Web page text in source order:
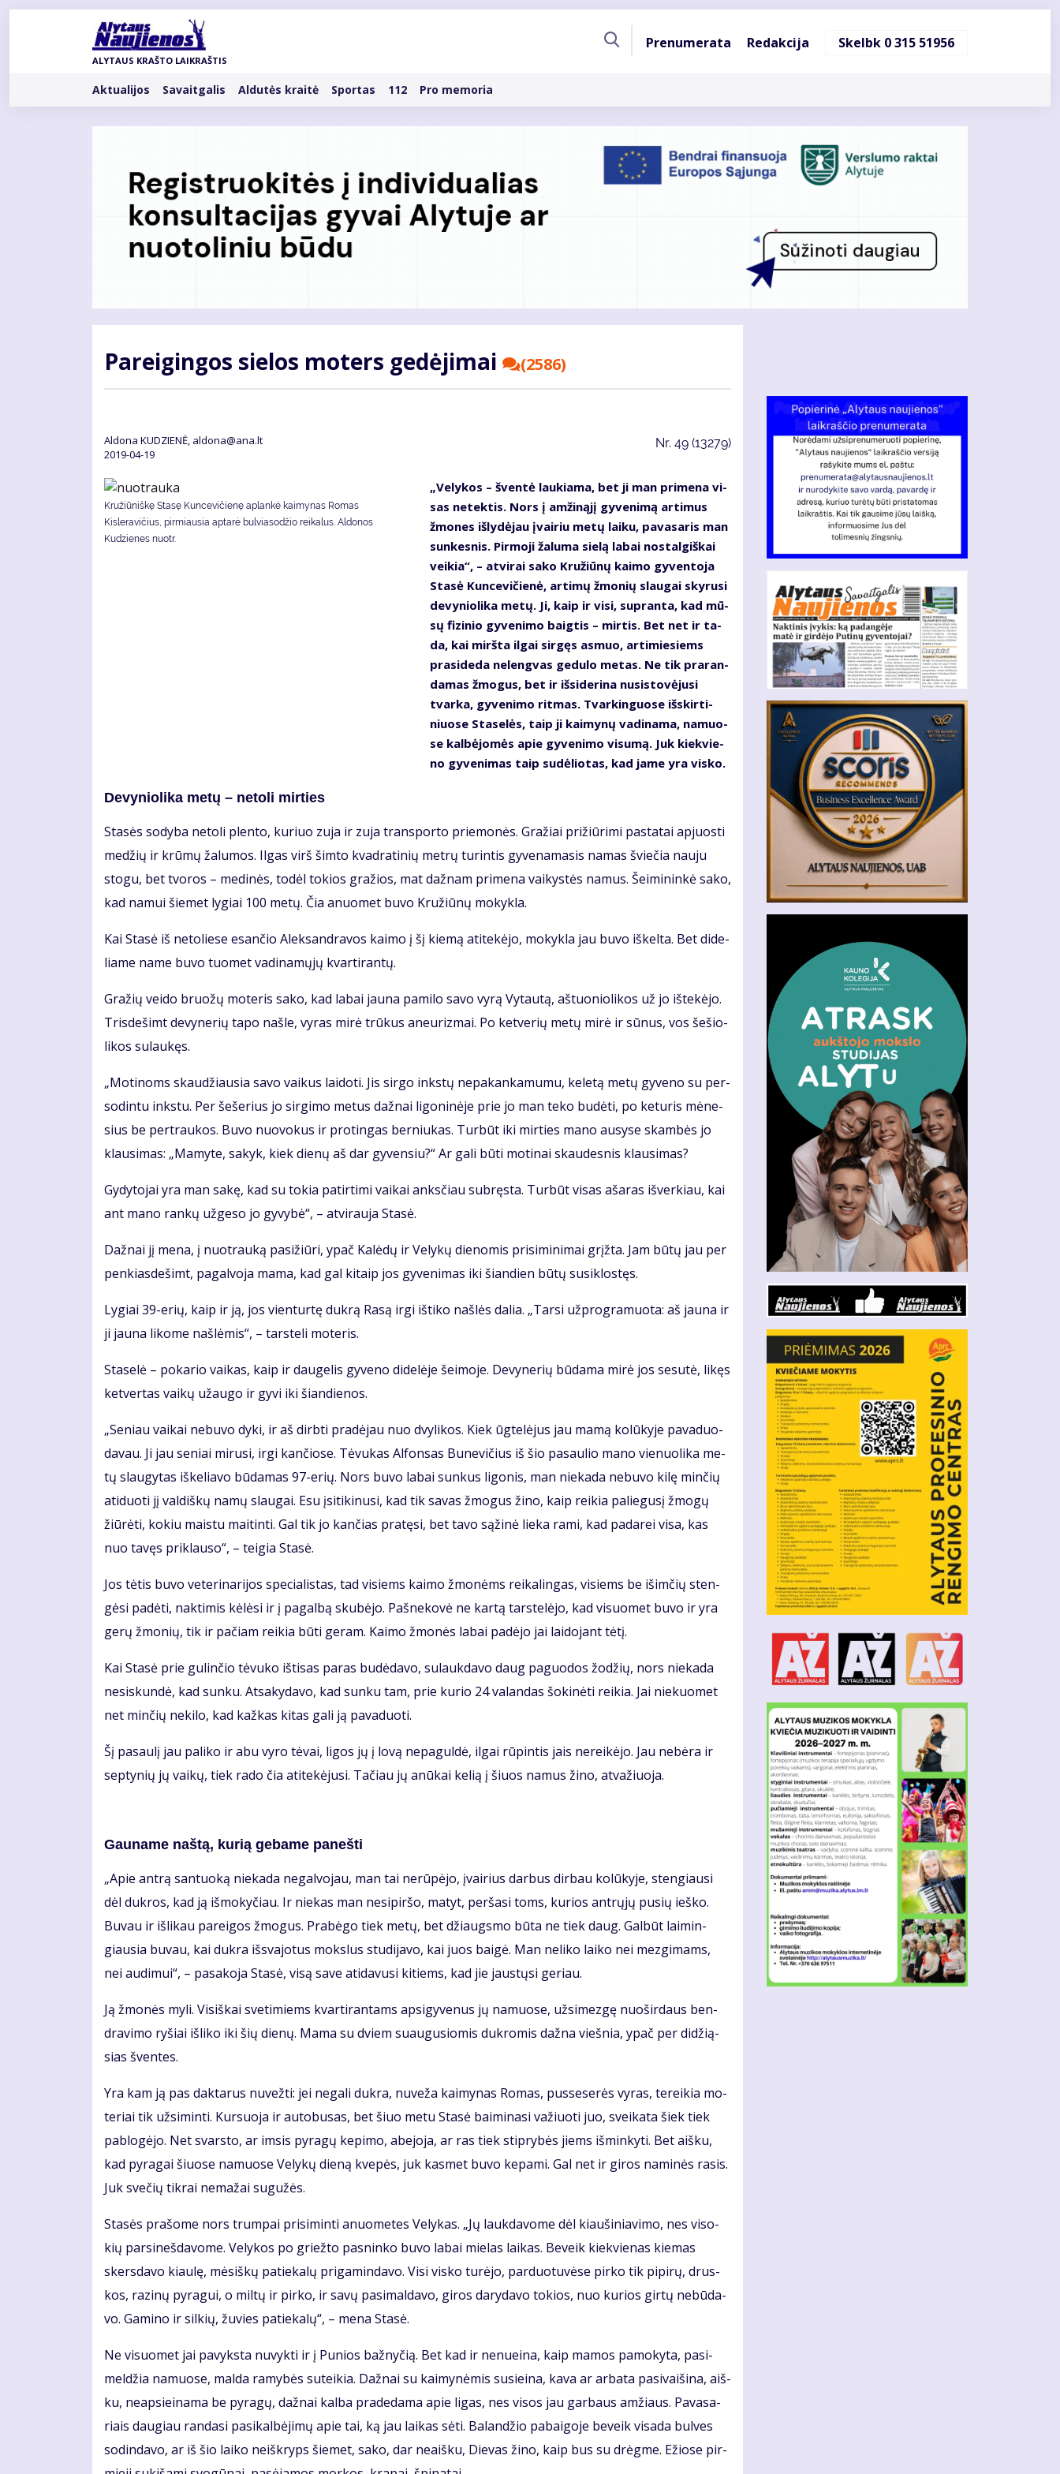
Pereiti
ALYTAUS KRAŠTO LAIKRAŠTIS
Pagrindinė
Prenumerata Redakcija Skelbk 0 315 51956
Rubrikos
Aktualijos Savaitgalis Aldutės kraitė Sportas 112 Pro memoria
Pa­rei­gin­gos sie­los mo­ters ge­dė­ji­mai (2586)
Aldona KUDZIENĖ, aldona@ana.lt
2019-04-19
Nr. 49 (13279)
Kružiūniškę Stasę Kuncevičienę aplankė kaimynas Romas
Kisleravičius, pirmiausia aptarė bulviasodžio reikalus. Aldonos
Kudzienes nuotr.
„Ve­ly­kos – šven­tė lau­kia­ma, bet ji man pri­me­na vi­
sas ne­tek­tis. Nors į am­ži­ną­jį gy­ve­ni­mą ar­ti­mus
žmo­nes iš­ly­dė­jau įvai­riu me­tų lai­ku, pa­va­sa­ris man
sun­kes­nis. Pir­mo­ji ža­lu­ma sie­lą la­bai nos­tal­giš­kai
vei­kia“, – at­vi­rai sa­ko Kru­žiū­nų kai­mo gy­ven­to­ja
Sta­sė Kun­ce­vi­čie­nė, ar­ti­mų žmo­nių slau­gai sky­ru­si
de­vy­nio­li­ka me­tų. Ji, kaip ir vi­si, su­pran­ta, kad mū­
sų fi­zi­nio gy­ve­ni­mo baig­tis – mir­tis. Bet net ir ta­
da, kai mirš­ta il­gai sir­gęs as­muo, ar­ti­mie­siems
pra­si­de­da ne­leng­vas ge­du­lo me­tas. Ne tik pra­ran­
da­mas žmo­gus, bet ir iš­si­de­ri­na nu­si­sto­vė­ju­si
tvar­ka, gy­ve­ni­mo rit­mas. Tvar­kin­guo­se iš­skir­ti­
niuo­se Sta­se­lės, taip ji kai­my­nų va­di­na­ma, na­muo­
se kal­bė­jo­mės apie gy­ve­ni­mo vi­su­mą. Juk kiek­vie­
no gy­ve­ni­mas taip su­dė­lio­tas, kad ja­me yra vis­ko.
De­vy­nio­li­ka me­tų – ne­to­li mir­ties
Sta­sės so­dy­ba ne­to­li plen­to, ku­riuo zu­ja ir zu­ja trans­por­to prie­mo­nės. Gra­žiai pri­žiū­ri­mi pa­sta­tai ap­juos­ti
me­džių ir krū­mų ža­lu­mos. Il­gas virš šim­to kvad­ra­ti­nių met­rų tu­rin­tis gy­ve­na­ma­sis na­mas švie­čia nau­ju
sto­gu, bet tvo­ros – me­di­nės, to­dėl to­kios gra­žios, mat daž­nam pri­me­na vai­kys­tės na­mus. Šei­mi­nin­kė sa­ko,
kad na­mui šie­met ly­giai 100 me­tų. Čia anuo­met bu­vo Kru­žiū­nų mo­kyk­la.
Kai Sta­sė iš ne­to­lie­se esan­čio Alek­san­dra­vos kai­mo į šį kie­mą ati­te­kė­jo, mo­kyk­la jau bu­vo iš­kel­ta. Bet di­de­
lia­me na­me bu­vo tuo­met va­di­na­mų­jų kvar­ti­ran­tų.
Gra­žių vei­do bruo­žų mo­te­ris sa­ko, kad la­bai jau­na pa­mi­lo sa­vo vy­rą Vy­tau­tą, aš­tuo­nio­li­kos už jo iš­te­kė­jo.
Tris­de­šimt de­vy­ne­rių ta­po naš­le, vy­ras mi­rė trū­kus aneu­riz­mai. Po ket­ve­rių me­tų mi­rė ir sū­nus, vos še­šio­
li­kos su­lau­kęs.
„Mo­ti­noms skau­džiau­sia sa­vo vai­kus lai­do­ti. Jis sir­go inks­tų ne­pa­kan­ka­mu­mu, ke­le­tą me­tų gy­ve­no su per­
so­din­tu inks­tu. Per še­še­rius jo sir­gi­mo me­tus daž­nai li­go­ni­nė­je prie jo man te­ko bu­dė­ti, po ke­tu­ris mė­ne­
sius be per­trau­kos. Bu­vo nuo­vo­kus ir pro­tin­gas ber­niu­kas. Tur­būt iki mir­ties ma­no au­sy­se skam­bės jo
klau­si­mas: „Ma­my­te, sa­kyk, kiek die­nų aš dar gy­ven­siu?“ Ar ga­li bū­ti mo­ti­nai skau­des­nis klau­si­mas?
Gy­dy­to­jai yra man sa­kę, kad su to­kia pa­tir­ti­mi vai­kai anks­čiau su­bręs­ta. Tur­būt vi­sas aša­ras iš­ver­kiau, kai
ant ma­no ran­kų už­ge­so jo gy­vy­bė“, – at­vi­rau­ja Sta­sė.
Daž­nai jį me­na, į nuo­trau­ką pa­si­žiū­ri, ypač Ka­lė­dų ir Ve­ly­kų die­no­mis pri­si­mi­ni­mai grįž­ta. Jam bū­tų jau per
pen­kias­de­šimt, pa­gal­vo­ja ma­ma, kad gal ki­taip jos gy­ve­ni­mas iki šian­dien bū­tų su­si­klos­tęs.
Ly­giai 39-erių, kaip ir ją, jos vien­tur­tę duk­rą Ra­są ir­gi iš­ti­ko naš­lės da­lia. „Tar­si už­prog­ra­muo­ta: aš jau­na ir
ji jau­na li­ko­me naš­lė­mis“, – tars­te­li mo­te­ris.
Sta­se­lė – po­ka­rio vai­kas, kaip ir dau­ge­lis gy­ve­no di­de­lė­je šei­mo­je. De­vy­ne­rių bū­da­ma mi­rė jos se­su­tė, li­kęs
ket­ver­tas vai­kų už­au­go ir gy­vi iki šian­die­nos.
„Se­niau vai­kai ne­bu­vo dy­ki, ir aš dirb­ti pra­dė­jau nuo dvy­li­kos. Kiek ūg­te­lė­jus jau ma­mą ko­lū­ky­je pa­va­duo­
da­vau. Ji jau se­niai mi­ru­si, ir­gi kan­čio­se. Tė­vu­kas Al­fon­sas Bu­ne­vi­čius iš šio pa­sau­lio ma­no vie­nuo­li­ka me­
tų slau­gy­tas iš­ke­lia­vo bū­da­mas 97-erių. Nors bu­vo la­bai sun­kus li­go­nis, man nie­ka­da ne­bu­vo ki­lę min­čių
ati­duo­ti jį val­diš­kų na­mų slau­gai. Esu įsi­ti­ki­nu­si, kad tik sa­vas žmo­gus ži­no, kaip rei­kia pa­lie­gu­sį žmo­gų
žiū­rė­ti, ko­kiu mais­tu mai­tin­ti. Gal tik jo kan­čias pra­tę­si, bet ta­vo są­ži­nė lie­ka ra­mi, kad pa­da­rei vi­sa, kas
nuo ta­vęs pri­klau­so“, – tei­gia Sta­sė.
Jos tė­tis bu­vo ve­te­ri­na­ri­jos spe­cia­lis­tas, tad vi­siems kai­mo žmo­nėms rei­ka­lin­gas, vi­siems be iš­im­čių sten­
gė­si pa­dė­ti, nak­ti­mis kė­lė­si ir į pa­gal­bą sku­bė­jo. Pa­šne­ko­vė ne kar­tą tars­te­lė­jo, kad vi­suo­met bu­vo ir yra
ge­rų žmo­nių, tik ir pa­čiam rei­kia bū­ti ge­ram. Kai­mo žmo­nės la­bai pa­dė­jo jai lai­do­jant tė­tį.
Kai Sta­sė prie gu­lin­čio tė­vu­ko iš­ti­sas pa­ras bu­dė­da­vo, su­lauk­da­vo daug pa­guo­dos žo­džių, nors nie­ka­da
ne­si­skun­dė, kad sun­ku. At­sa­ky­da­vo, kad sun­ku tam, prie ku­rio 24 va­lan­das šo­ki­nė­ti rei­kia. Jai nie­kuo­met
net min­čių ne­ki­lo, kad kaž­kas ki­tas ga­li ją pa­va­duo­ti.
Šį pa­sau­lį jau pa­li­ko ir abu vy­ro tė­vai, li­gos jų į lo­vą ne­pa­gul­dė, il­gai rū­pin­tis jais ne­rei­kė­jo. Jau ne­bė­ra ir
sep­ty­nių jų vai­kų, tiek ra­do čia ati­te­kė­ju­si. Ta­čiau jų anū­kai ke­lią į šiuos na­mus ži­no, at­va­žiuo­ja.
Gau­na­me naš­tą, ku­rią ge­ba­me pa­neš­ti
„Apie an­trą san­tuo­ką nie­ka­da ne­gal­vo­jau, man tai ne­rū­pė­jo, įvai­rius dar­bus dir­bau ko­lū­ky­je, sten­giau­si
dėl duk­ros, kad ją iš­mo­ky­čiau. Ir nie­kas man ne­si­pir­šo, ma­tyt, per­ša­si toms, ku­rios ant­rų­jų pu­sių ieš­ko.
Bu­vau ir iš­li­kau pa­rei­gos žmo­gus. Pra­bė­go tiek me­tų, bet džiaugs­mo bū­ta ne tiek daug. Gal­būt lai­min­
giau­sia bu­vau, kai duk­ra iš­sva­jo­tus moks­lus stu­di­ja­vo, kai juos bai­gė. Man ne­li­ko lai­ko nei mez­gi­mams,
nei au­di­mui“, – pa­sa­ko­ja Sta­sė, vi­są sa­ve ati­da­vu­si ki­tiems, kad jie jaus­tų­si ge­riau.
Ją žmo­nės my­li. Vi­siš­kai sve­ti­miems kvar­ti­ran­tams ap­si­gy­ve­nus jų na­muo­se, už­si­mez­gę nuo­šir­daus ben­
dra­vi­mo ry­šiai iš­li­ko iki šių die­nų. Ma­ma su dviem su­au­gu­sio­mis duk­ro­mis daž­na vieš­nia, ypač per di­dži­ą­
sias šven­tes.
Yra kam ją pas dak­ta­rus nu­vež­ti: jei ne­ga­li duk­ra, nu­ve­ža kai­my­nas Ro­mas, pus­se­se­rės vy­ras, te­rei­kia mo­
te­riai tik už­si­min­ti. Kur­suo­ja ir au­to­bu­sas, bet šiuo me­tu Sta­sė bai­mi­na­si va­žiuo­ti juo, svei­ka­ta šiek tiek
pa­blo­gė­jo. Net svars­to, ar im­sis py­ra­gų ke­pi­mo, abe­jo­ja, ar ras tiek stip­ry­bės jiems iš­min­ky­ti. Bet aiš­ku,
kad py­ra­gai šiuo­se na­muo­se Ve­ly­kų die­ną kve­pės, juk kas­met bu­vo ke­pa­mi. Gal net ir gi­ros na­mi­nės ra­sis.
Juk sve­čių tik­rai ne­ma­žai su­gu­žės.
Sta­sės pra­šo­me nors trum­pai pri­si­min­ti anuo­me­tes Ve­ly­kas. „Jų lauk­da­vo­me dėl kiau­ši­nia­vi­mo, nes vi­so­
kių par­si­neš­da­vo­me. Ve­ly­kos po griež­to pas­nin­ko bu­vo la­bai mie­las lai­kas. Be­veik kiek­vie­nas kie­mas
skers­da­vo kiau­lę, mė­siš­kų pa­tie­ka­lų pri­ga­min­da­vo. Vi­si vis­ko tu­rė­jo, par­duo­tu­vė­se pir­ko tik pi­pi­rų, drus­
kos, ra­zi­nų py­ra­gui, o mil­tų ir pir­ko, ir sa­vų pa­si­mal­da­vo, gi­ros da­ry­da­vo to­kios, nuo ku­rios gir­tų ne­bū­da­
vo. Ga­mi­no ir sil­kių, žu­vies pa­tie­ka­lų“, – me­na Sta­sė.
Ne vi­suo­met jai pa­vyks­ta nu­vyk­ti ir į Pu­nios baž­ny­čią. Bet kad ir ne­nu­ei­na, kaip ma­mos pa­mo­ky­ta, pa­si­
mel­džia na­muo­se, mal­da ra­my­bės su­tei­kia. Daž­nai su kai­my­nė­mis su­si­ei­na, ka­va ar ar­ba­ta pa­si­vai­ši­na, aiš­
ku, neap­si­ei­na­ma be py­ra­gų, daž­nai kal­ba pra­de­da­ma apie li­gas, nes vi­sos jau gar­baus am­žiaus. Pa­va­sa­
riais dau­giau ran­da­si pa­si­kal­bė­ji­mų apie tai, ką jau lai­kas sė­ti. Ba­lan­džio pa­bai­go­je be­veik vi­sa­da bul­ves
so­din­da­vo, ar iš šio lai­ko ne­iš­kryps šie­met, sa­ko, dar ne­aiš­ku, Die­vas ži­no, kaip bus su drėg­me. Ežio­se pir­